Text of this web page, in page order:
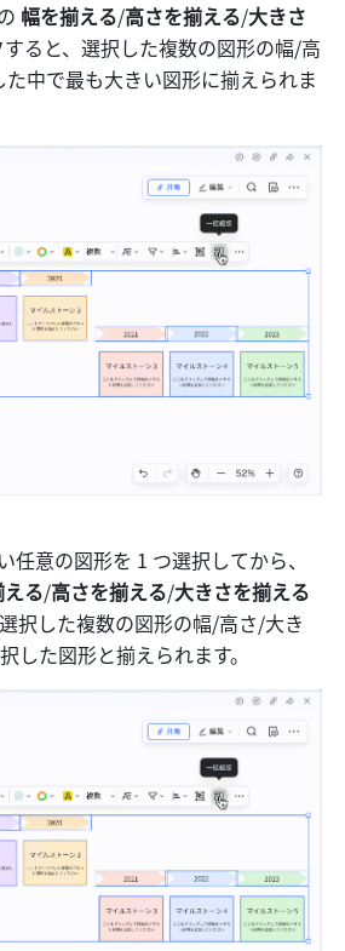
幅を揃える/高さを揃える/大きさ
ると、選択した複数の図形の幅/高
中で最も大きい図形に揃えられま
任意の図形を 1 つ選択してから、
る/高さを揃える/
択した複数の図形の幅/高さ/大き
した図形と揃えられます。